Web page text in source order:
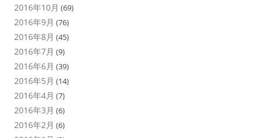
2016年10月 (69)
2016年9月 (76)
2016年8月 (45)
2016年7月 (9)
2016年6月 (39)
2016年5月 (14)
2016年4月 (7)
2016年3月 (6)
2016年2月 (6)